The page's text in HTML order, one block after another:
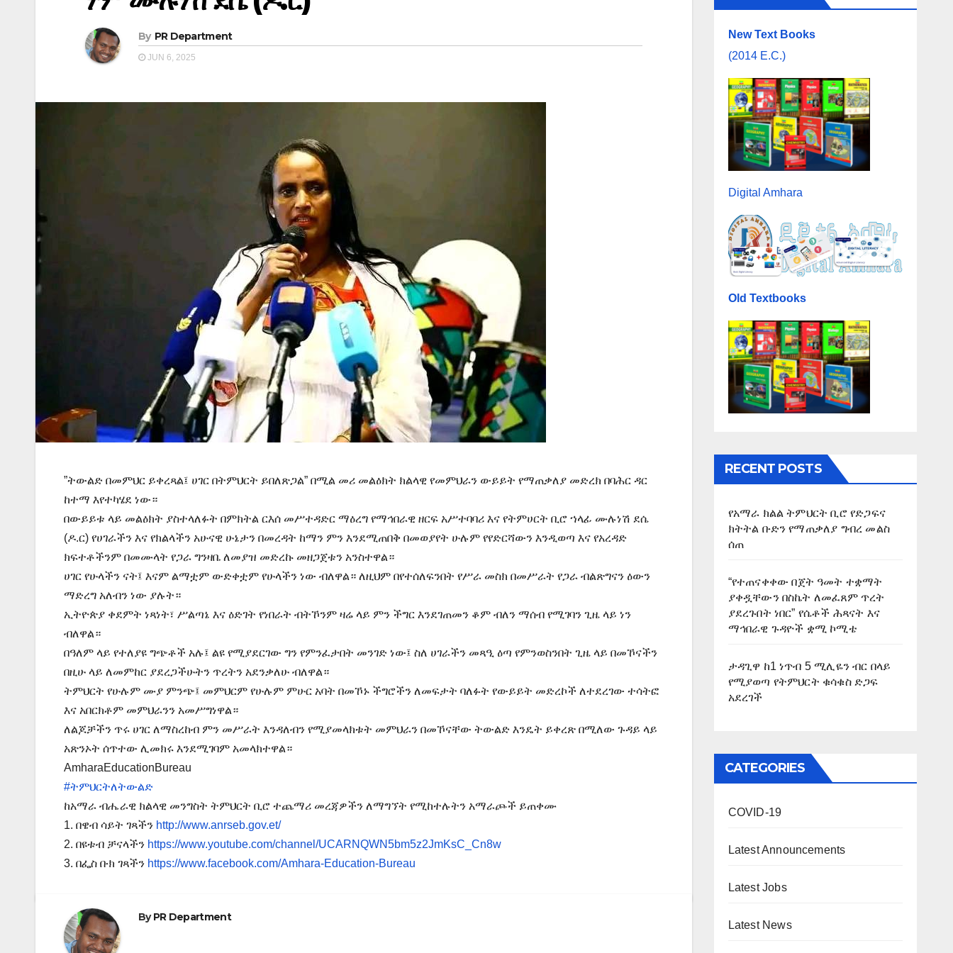
By PR Department
JUN 6, 2025
”ትውልድ በመምህር ይቀረጻል፤ ሀገር በትምህርት ይበለጽጋል” በሚል መሪ መልዕክት ክልላዊ የመምህራን ውይይት የማጠቃለያ መድረክ በባሕር ዳር
ከተማ እየተካሄደ ነው።
በውይይቱ ላይ መልዕክት ያስተላለፉት በምክትል ርእሰ መሥተዳድር ማዕረግ የማኅበራዊ ዘርፍ አሥተባባሪ እና የትምሀርት ቢሮ ኀላፊ ሙሉነሽ ደሴ
(ዶ.ር) የሀገራችን እና የክልላችን አሁናዊ ሁኔታን በመረዳት ከማን ምን እንደሚጠበቅ በመወያየት ሁሉም የየድርሻውን እንዲወጣ እና የአረዳድ
ክፍተቶችንም በመሙላት የጋራ ግንዛቤ ለመያዝ መድረኩ መዘጋጀቱን አንስተዋል።
ሀገር የሁላችን ናት፤ እናም ልማቷም ውድቀቷም የሁላችን ነው ብለዋል። ለዚህም በየተሰለፍንበት የሥራ መስክ በመሥራት የጋራ ብልጽግናን ዕውን
ማድረግ አለብን ነው ያሉት።
ኢትዮጵያ ቀደምት ነጻነት፣ ሥልጣኔ እና ዕድገት የነበራት ብትኾንም ዛሬ ላይ ምን ችግር እንደገጠመን ቆም ብለን ማሰብ የሚገባን ጊዜ ላይ ነን
ብለዋል።
በዓለም ላይ የተለያዩ ግጭቶች አሉ፤ ልዩ የሚያደርገው ግን የምንፈታበት መንገድ ነው፤ ስለ ሀገራችን መጻዒ ዕጣ የምንወስንበት ጊዜ ላይ በመኾናችን
በዚሁ ላይ ለመምከር ያደረጋችሁትን ጥረትን አደንቃለሁ ብለዋል።
ትምህርት የሁሉም ሙያ ምንጭ፤ መምህርም የሁሉም ምሁር አባት በመኾኑ ችግሮችን ለመፍታት ባለፉት የውይይት መድረኮች ለተደረገው ተሳትፎ
እና አበርክቶም መምህራንን አመሥግነዋል።
ለልጆቻችን ጥሩ ሀገር ለማስረከብ ምን መሥራት እንዳለብን የሚያመላክቱት መምህራን በመኾናቸው ትውልድ እንዴት ይቀረጽ በሚለው ጉዳይ ላይ
አጽንኦት ሰጥተው ሊመክሩ እንደሚገባም አመላክተዋል።
AmharaEducationBureau
#ትምህርትለትውልድ
ከአማራ ብሔራዊ ክልላዊ መንግስት ትምህርት ቢሮ ተጨማሪ መረጃዎችን ለማግኘት የሚከተሉትን አማራጮች ይጠቀሙ
1. በዌብ ሳይት ገጻችን http://www.anrseb.gov.et/
2. በዩቱብ ቻናላችን https://www.youtube.com/channel/UCARNQWN5bm5z2JmKsC_Cn8w
3. በፌስ ቡክ ገጻችን https://www.facebook.com/Amhara-Education-Bureau
ByPR Department
New Text Books
(2014 E.C.)
Digital Amhara
Old Textbooks
RECENT POSTS
የአማራ ክልል ትምህርት ቢሮ የድጋፍና
ክትትል ቡድን የማጠቃለያ ግብረ መልስ
ሰጠ
“የተጠናቀቀው በጀት ዓመት ተቋማት
ያቀዷቸውን በስኬት ለመፈጸም ጥረት
ያደረጉበት ነበር” የሴቶች ሕጻናት እና
ማኅበራዊ ጉዳዮች ቋሚ ኮሚቴ
ታዳጊዋ ከ1 ነጥብ 5 ሚሊዬን ብር በላይ
የሚያወጣ የትምህርት ቁሳቁስ ድጋፍ
አደረገች
CATEGORIES
COVID-19
Latest Announcements
Latest Jobs
Latest News